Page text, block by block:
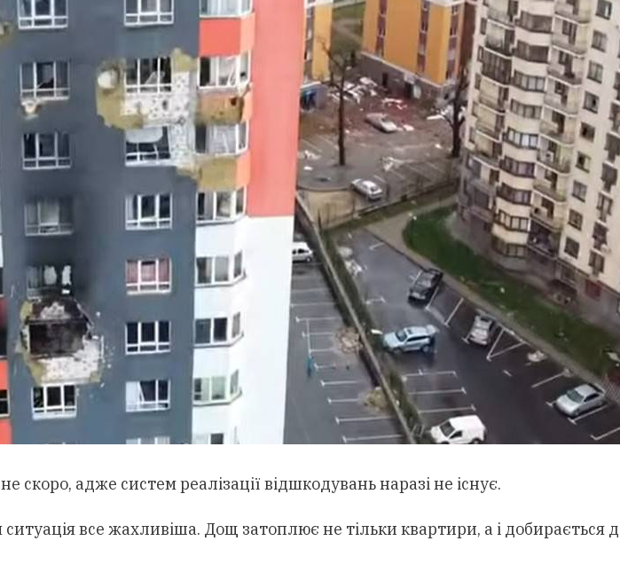
адже систем реалізації відшкодувань наразі не існує.
все жахливіша. Дощ затоплює не тільки квартири, а і добирається